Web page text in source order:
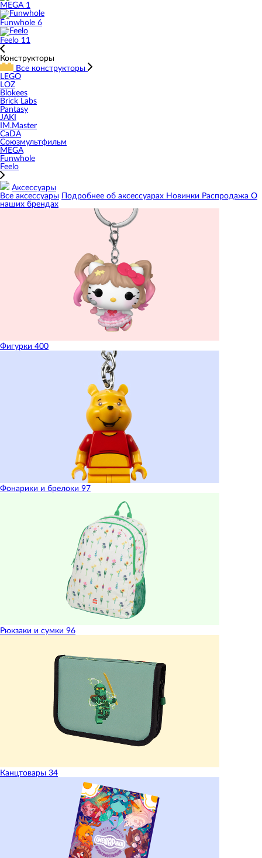
MEGA 1
Funwhole 6
Feelo 11
Конструкторы
Все конструкторы
LEGO
LOZ
Blokees
Brick Labs
Pantasy
JAKI
IM.Master
CaDA
Союзмультфильм
MEGA
Funwhole
Feelo
Аксессуары
Все аксессуары
Подробнее об аксессуарах Новинки Распродажа О
наших брендах
Фигурки 400
Фонарики и брелоки 97
Рюкзаки и сумки 96
Канцтовары 34